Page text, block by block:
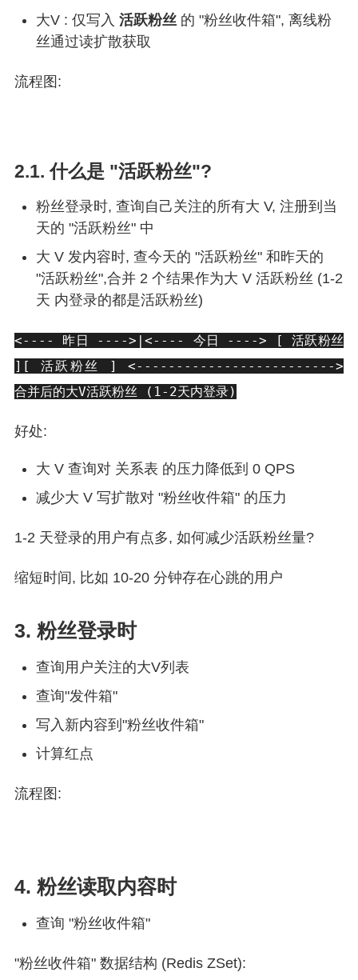
大V : 仅写入 活跃粉丝 的 "粉丝收件箱", 离线粉
丝通过读扩散获取
流程图:
2.1. 什么是 "活跃粉丝"?
粉丝登录时, 查询自己关注的所有大 V, 注册到当
天的 "活跃粉丝" 中
大 V 发内容时, 查今天的 "活跃粉丝" 和昨天的
"活跃粉丝",合并 2 个结果作为大 V 活跃粉丝 (1-2
天 内登录的都是活跃粉丝)
<---- 昨日 ---->|<---- 今日 ----> [ 活跃粉丝
][ 活跃粉丝 ] <------------------------->
合并后的大V活跃粉丝 (1-2天内登录)
好处:
大 V 查询对 关系表 的压力降低到 0 QPS
减少大 V 写扩散对 "粉丝收件箱" 的压力
1-2 天登录的用户有点多, 如何减少活跃粉丝量?
缩短时间, 比如 10-20 分钟存在心跳的用户
3. 粉丝登录时
查询用户关注的大V列表
查询"发件箱"
写入新内容到"粉丝收件箱"
计算红点
流程图:
4. 粉丝读取内容时
查询 "粉丝收件箱"
"粉丝收件箱" 数据结构 (Redis ZSet):